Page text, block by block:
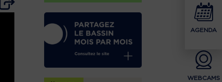
AGENDA
WEBCAMS